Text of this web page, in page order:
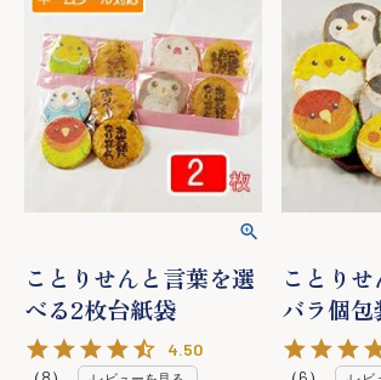
ことりせんと言葉を選
べる2枚台紙袋
4.50
ことり
バラ個包